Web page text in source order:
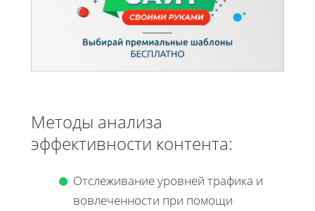
Методы анализа
эффективности контента:
Отслеживание уровней трафика и
вовлеченности при помощи